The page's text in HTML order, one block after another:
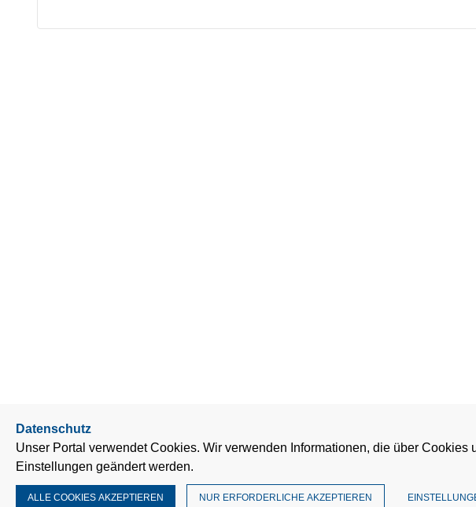
Datenschutz
Unser Portal verwendet Cookies. Wir verwenden Informationen, die über
Einstellungen geändert werden.
ALLE COOKIES AKZEPTIEREN NUR ERFORDERLICHE AKZEPTIEREN